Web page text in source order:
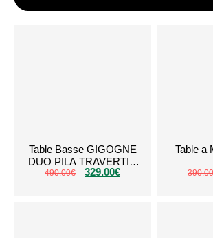
Table Basse GIGOGNE
DUO PILA TRAVERTIN
CÉRAMIQUE
490.00€ 329.00€
Table a
390.00